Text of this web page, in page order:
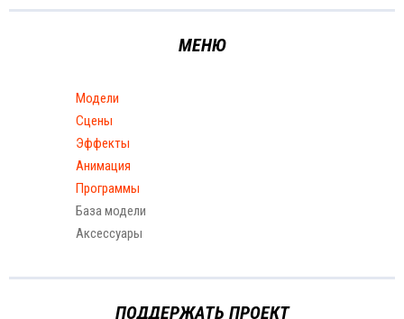
МЕНЮ
Модели
Сцены
Эффекты
Анимация
Программы
База модели
Аксессуары
ПОДДЕРЖАТЬ ПРОЕКТ